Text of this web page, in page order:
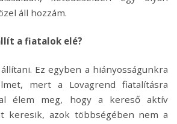
áll hozzám.
a fiatalok elé?
Ez egyben a hiányosságunkra
mert a Lovagrend fiatalításra
élem meg, hogy a kereső aktív
keresik, azok többségében nem a